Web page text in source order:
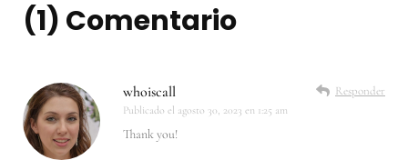
(1) Comentario
whoiscall
Publicado el agosto 30, 2023 en 1:25 am
Responder
Thank you!